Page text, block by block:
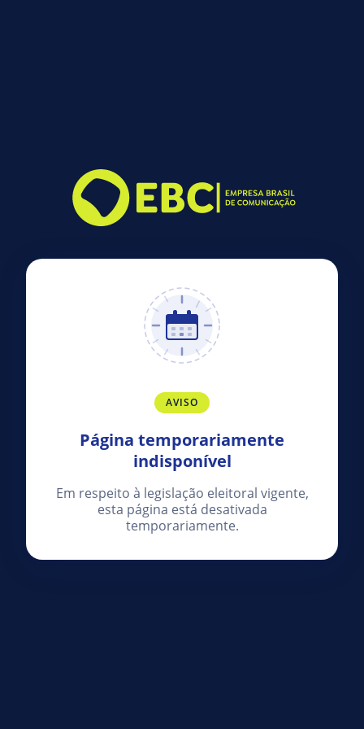
AVISO
Página temporariamente
indisponível
Em respeito à legislação eleitoral vigente,
esta página está desativada
temporariamente.